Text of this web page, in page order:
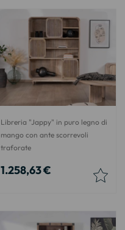
Libreria "Jappy" in puro legno di
mango con ante scorrevoli
traforate
1.258,63 €